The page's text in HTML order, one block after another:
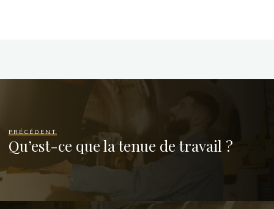
PRÉCÉDENT
Qu’est-ce que la tenue de travail ?